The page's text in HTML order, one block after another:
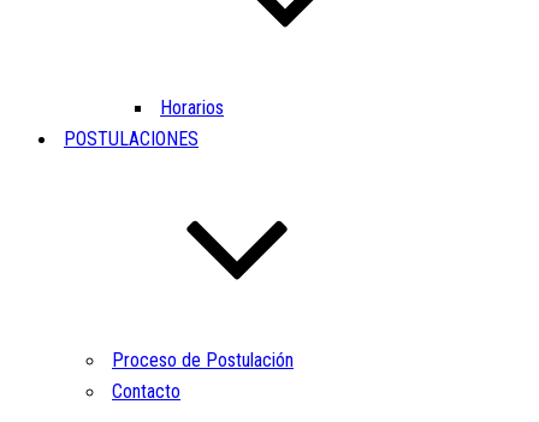
Horarios
POSTULACIONES
Proceso de Postulación
Contacto